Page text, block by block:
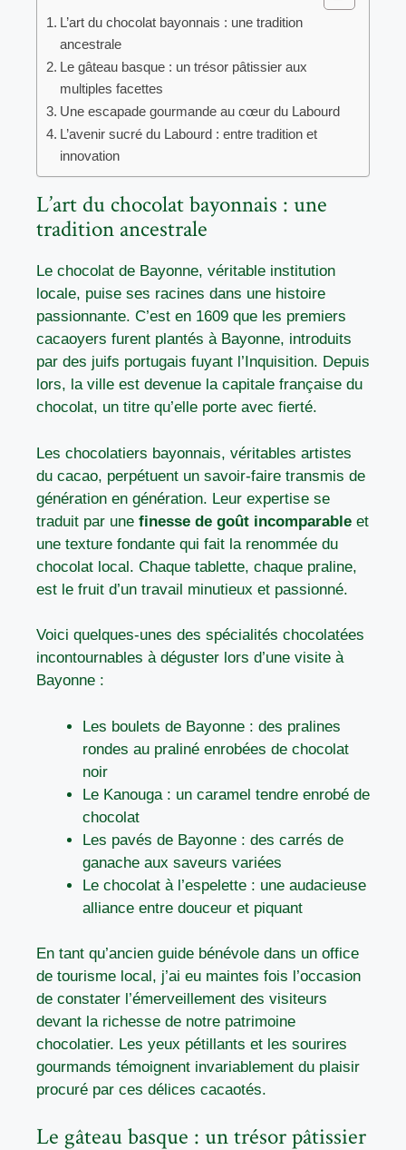
L’art du chocolat bayonnais : une tradition
ancestrale
Le gâteau basque : un trésor pâtissier aux
multiples facettes
Une escapade gourmande au cœur du Labourd
L’avenir sucré du Labourd : entre tradition et
innovation
L’art du chocolat bayonnais : une
tradition ancestrale
Le chocolat de Bayonne, véritable institution
locale, puise ses racines dans une histoire
passionnante. C’est en 1609 que les premiers
cacaoyers furent plantés à Bayonne, introduits
par des juifs portugais fuyant l’Inquisition. Depuis
lors, la ville est devenue la capitale française du
chocolat, un titre qu’elle porte avec fierté.
Les chocolatiers bayonnais, véritables artistes
du cacao, perpétuent un savoir-faire transmis de
génération en génération. Leur expertise se
traduit par une finesse de goût incomparable et
une texture fondante qui fait la renommée du
chocolat local. Chaque tablette, chaque praline,
est le fruit d’un travail minutieux et passionné.
Voici quelques-unes des spécialités chocolatées
incontournables à déguster lors d’une visite à
Bayonne :
Les boulets de Bayonne : des pralines
rondes au praliné enrobées de chocolat
noir
Le Kanouga : un caramel tendre enrobé de
chocolat
Les pavés de Bayonne : des carrés de
ganache aux saveurs variées
Le chocolat à l’espelette : une audacieuse
alliance entre douceur et piquant
En tant qu’ancien guide bénévole dans un office
de tourisme local, j’ai eu maintes fois l’occasion
de constater l’émerveillement des visiteurs
devant la richesse de notre patrimoine
chocolatier. Les yeux pétillants et les sourires
gourmands témoignent invariablement du plaisir
procuré par ces délices cacaotés.
Le gâteau basque : un trésor pâtissier